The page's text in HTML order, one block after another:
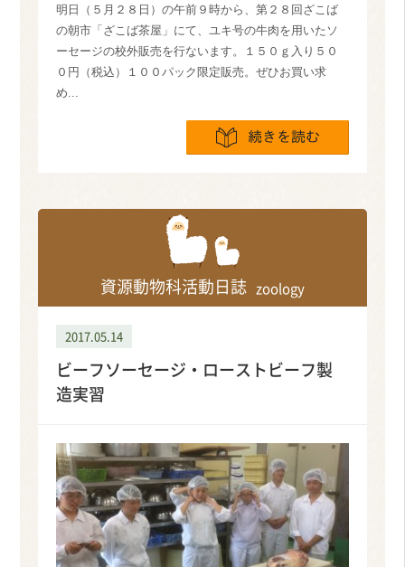
明日（５月２８日）の午前９時から、第２８回ざこば
の朝市「ざこば茶屋」にて、ユキ号の牛肉を用いたソ
ーセージの校外販売を行ないます。１５０ｇ入り５０
０円（税込）１００パック限定販売。ぜひお買い求
め...
資源動物科活動日誌 zoology
2017.05.14
ビーフソーセージ・ローストビーフ製
造実習